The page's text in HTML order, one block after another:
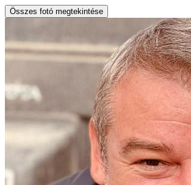
Összes fotó megtekintése